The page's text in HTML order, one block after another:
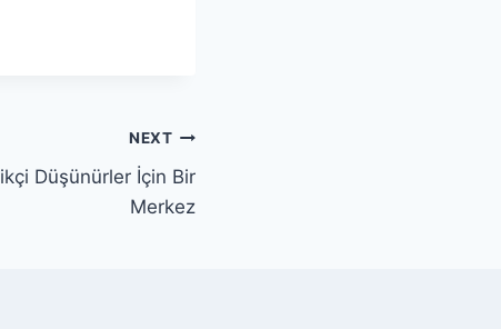
NEXT
Düşünürler İçin Bir
Merkez